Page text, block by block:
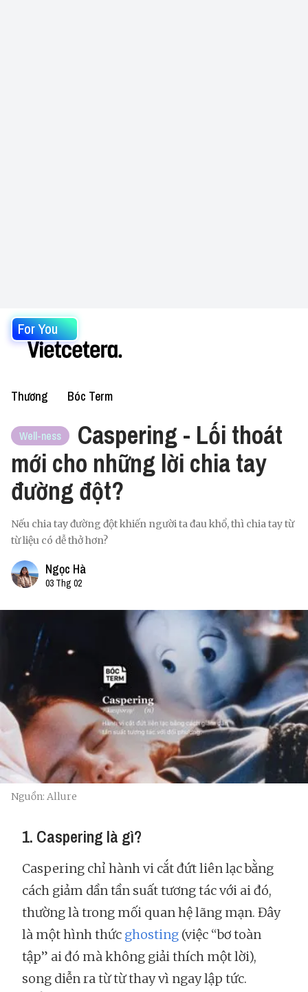
For You
Thương Bóc Term
Well-ness
Caspering - Lối thoát
mới cho những lời chia tay
đường đột?
Nếu chia tay đường đột khiến người ta đau khổ, thì chia tay từ
từ liệu có dễ thở hơn?
Ngọc Hà
03 Thg 02
Nguồn: Allure
1. Caspering là gì?
Caspering chỉ hành vi cắt đứt liên lạc bằng
cách giảm dần tần suất tương tác với ai đó,
thường là trong mối quan hệ lãng mạn. Đây
là một hình thức ghosting (việc “bơ toàn
tập” ai đó mà không giải thích một lời),
song diễn ra từ từ thay vì ngay lập tức.